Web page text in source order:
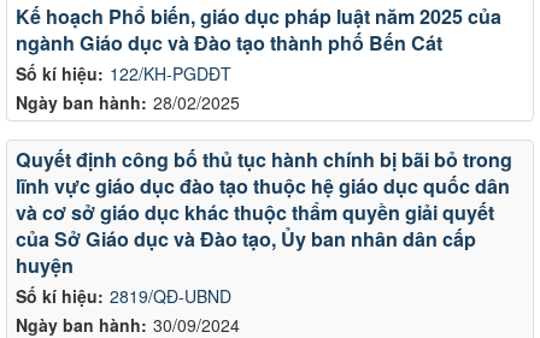
Số kí hiệu: 122/KH-PGDĐT
Ngày ban hành: 28/02/2025
Kế hoạch Phổ biến, giáo dục pháp luật năm 2025 của
ngành Giáo dục và Đào tạo thành phố Bến Cát
Số kí hiệu: 2819/QĐ-UBND
Ngày ban hành: 30/09/2024
Quyết định công bố thủ tục hành chính bị bãi bỏ trong
lĩnh vực giáo dục đào tạo thuộc hệ giáo dục quốc dân
và cơ sở giáo dục khác thuộc thẩm quyền giải quyết
của Sở Giáo dục và Đào tạo, Ủy ban nhân dân cấp
huyện